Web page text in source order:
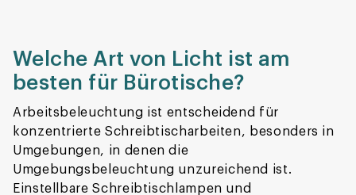
Welche Art von Licht ist am
besten für Bürotische?
Arbeitsbeleuchtung ist entscheidend für
konzentrierte Schreibtischarbeiten, besonders in
Umgebungen, in denen die
Umgebungsbeleuchtung unzureichend ist.
Einstellbare Schreibtischlampen und